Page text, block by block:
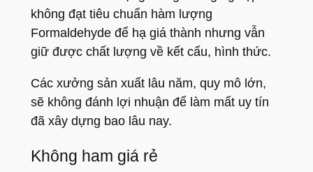
không đạt tiêu chuẩn hàm lượng
Formaldehyde để hạ giá thành nhưng vẫn
giữ được chất lượng về kết cấu, hình thức.
Các xưởng sản xuất lâu năm, quy mô lớn,
sẽ không đánh lợi nhuận để làm mất uy tín
đã xây dựng bao lâu nay.
Không ham giá rẻ